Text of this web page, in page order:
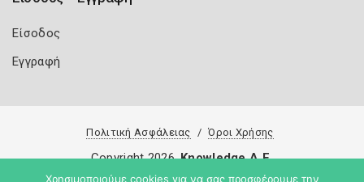
Είσοδος
Εγγραφή
Πολιτική Ασφάλειας Όροι Χρήσης
Copyright 2026 Knowledge A.E.
Χρησιμοποιούμε cookies για να σας προσφέρουμε την